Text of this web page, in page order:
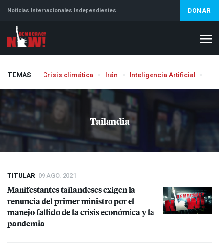
Noticias Internacionales Independientes DONAR
TEMAS Crisis climática Irán Inteligencia Artificial
Tailandia
TITULAR 09 AGO. 2021
Manifestantes tailandeses exigen la
renuncia del primer ministro por el
manejo fallido de la crisis económica y la
pandemia